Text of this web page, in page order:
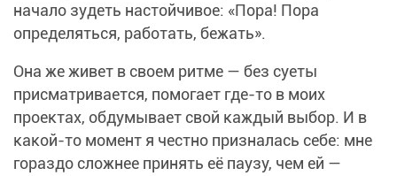
начало зудеть настойчивое: «Пора! Пора
определяться, работать, бежать».
Она же живет в своем ритме — без суеты
присматривается, помогает где-то в моих
проектах, обдумывает свой каждый выбор. И в
какой-то момент я честно призналась себе: мне
гораздо сложнее принять её паузу, чем ей —